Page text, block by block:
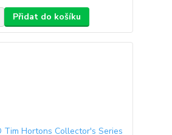
Přidat do košíku